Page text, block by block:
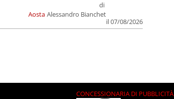
Aosta
di
Alessandro Bianchet
il 07/08/2026
CONCESSIONARIA DI PUBBLICITÀ